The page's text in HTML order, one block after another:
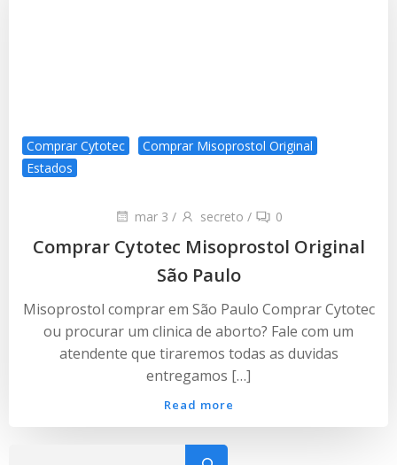
Comprar Cytotec
Comprar Misoprostol Original
Estados
mar 3 / secreto / 0
Comprar Cytotec Misoprostol Original
São Paulo
Misoprostol comprar em São Paulo Comprar Cytotec
ou procurar um clinica de aborto? Fale com um
atendente que tiraremos todas as duvidas
entregamos […]
Read more
Pesquisar